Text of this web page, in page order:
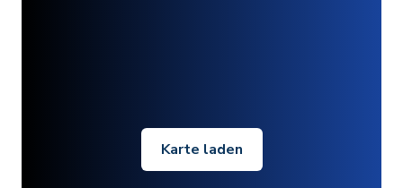
Karte laden